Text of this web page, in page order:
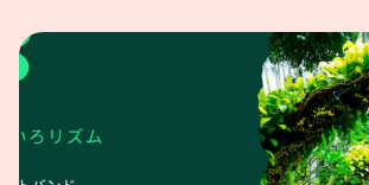
利用
レンタ
予約